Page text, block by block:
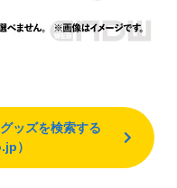
ッズを検索する
）